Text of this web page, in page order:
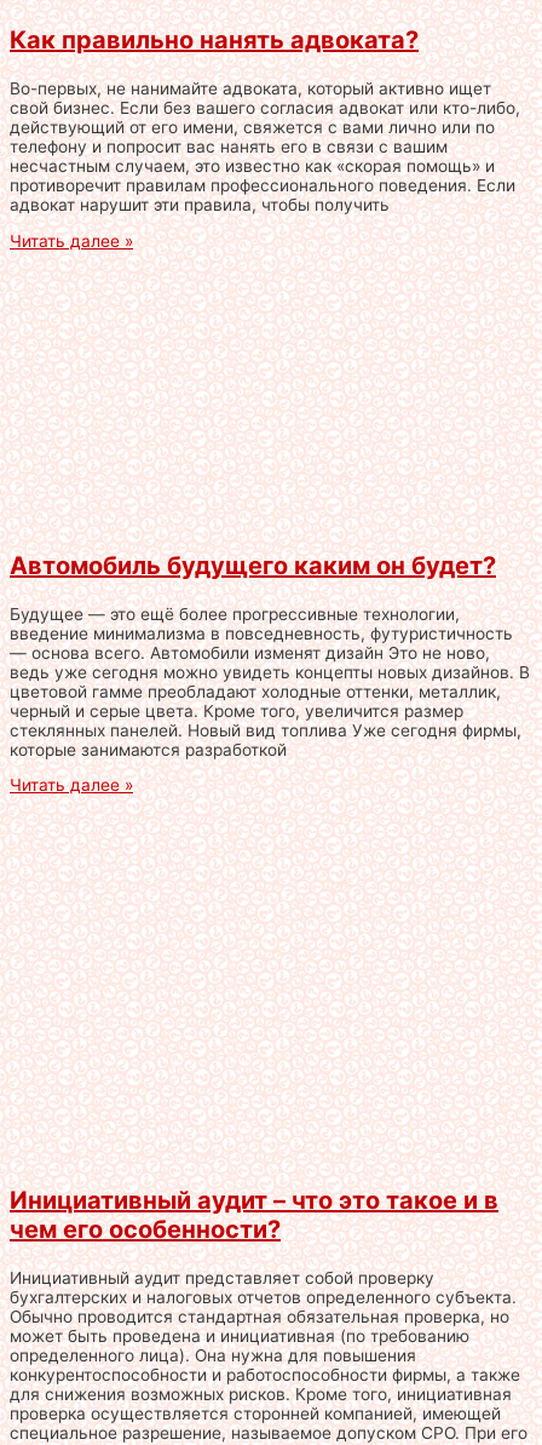
Как правильно нанять адвоката?
Во-первых, не нанимайте адвоката, который активно ищет
свой бизнес. Если без вашего согласия адвокат или кто-либо,
действующий от его имени, свяжется с вами лично или по
телефону и попросит вас нанять его в связи с вашим
несчастным случаем, это известно как «скорая помощь» и
противоречит правилам профессионального поведения. Если
адвокат нарушит эти правила, чтобы получить
Читать далее »
Автомобиль будущего каким он будет?
Будущее — это ещё более прогрессивные технологии,
введение минимализма в повседневность, футуристичность
— основа всего. Автомобили изменят дизайн Это не ново,
ведь уже сегодня можно увидеть концепты новых дизайнов. В
цветовой гамме преобладают холодные оттенки, металлик,
черный и серые цвета. Кроме того, увеличится размер
стеклянных панелей. Новый вид топлива Уже сегодня фирмы,
которые занимаются разработкой
Читать далее »
Инициативный аудит – что это такое и в
чем его особенности?
Инициативный аудит представляет собой проверку
бухгалтерских и налоговых отчетов определенного субъекта.
Обычно проводится стандартная обязательная проверка, но
может быть проведена и инициативная (по требованию
определенного лица). Она нужна для повышения
конкурентоспособности и работоспособности фирмы, а также
для снижения возможных рисков. Кроме того, инициативная
проверка осуществляется сторонней компанией, имеющей
специальное разрешение, называемое допуском СРО. При его